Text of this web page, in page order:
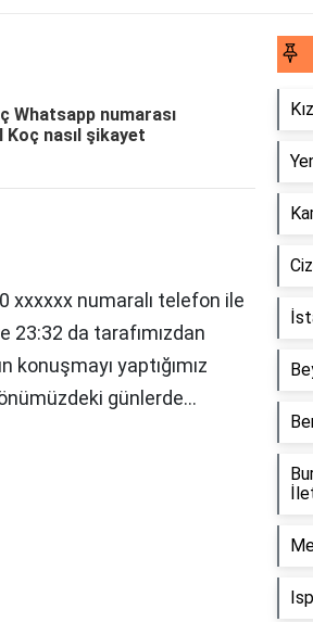
Whatsapp numarası
Koç nasıl şikayet
xxxxxx numaralı telefon ile
23:32 da tarafımızdan
konuşmayı yaptığımız
günlerde...